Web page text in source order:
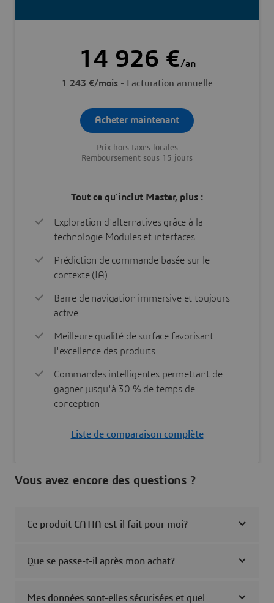
14 926 €/an
1 243 €/mois- Facturation annuelle
Acheter maintenant
Prix hors taxes locales
Remboursement sous 15 jours
Tout ce qu'inclut Master, plus :
Exploration d'alternatives grâce à la
technologie Modules et interfaces
Prédiction de commande basée sur le
contexte (IA)
Barre de navigation immersive et toujours
active
Meilleure qualité de surface favorisant
l'excellence des produits
Commandes intelligentes permettant de
gagner jusqu'à 30 % de temps de
conception
Liste de comparaison complète
Vous avez encore des questions ?
Ce produit CATIA est-il fait pour moi?
Que se passe-t-il après mon achat?
Mes données sont-elles sécurisées et quel